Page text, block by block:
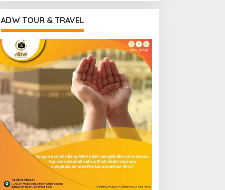
ADW TOUR & TRAVEL